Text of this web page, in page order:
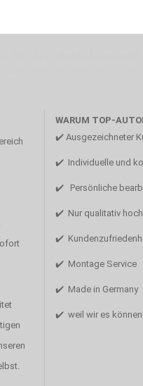
Unser Ziel ist Deine
Um ein bestmögliches
WARUM TOP-
✔️ Ausgezeichneter
✔️ Individuelle und
✔️ Persönliche
✔️ Nur qualitativ
✔️
✔️ Montage Service
✔️ Made in Germany
✔️ weil wir es